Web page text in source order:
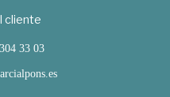
cliente
33 03